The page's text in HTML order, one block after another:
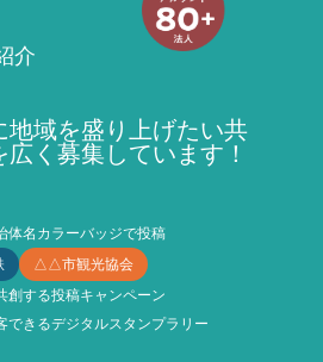
介
地域を盛り上げたい共
く募集しています！
体名カラーバッジで投稿
△△市観光協会
創する投稿キャンペーン
できるデジタルスタンプラリー